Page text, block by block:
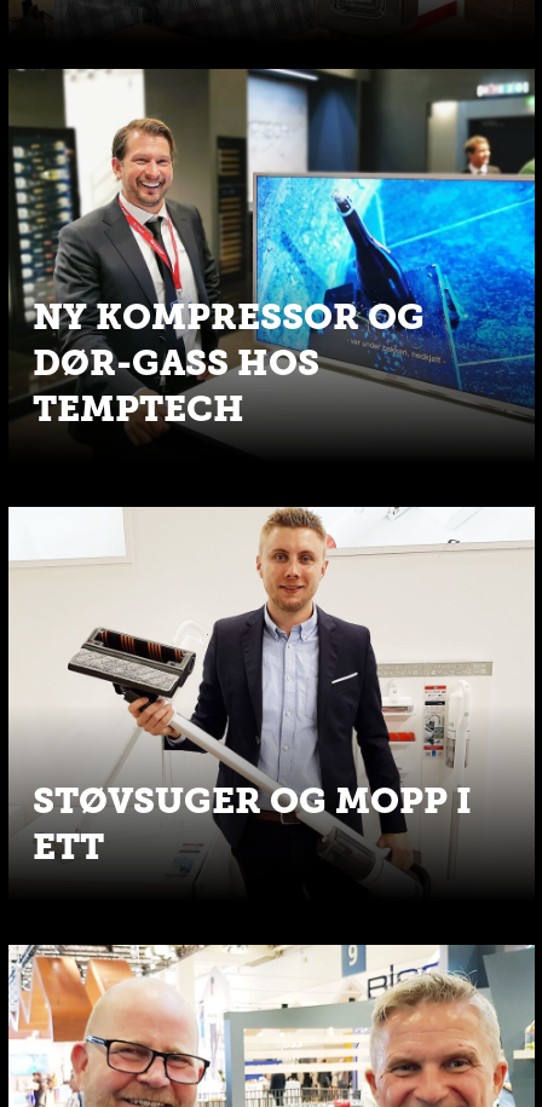
NY KOMPRESSOR OG
DØR-GASS HOS
TEMPTECH
STØVSUGER OG MOPP I
ETT